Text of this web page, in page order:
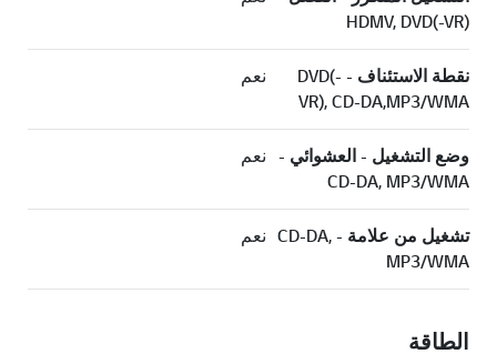
HDMV, DVD(-VR)
نقطة الاستئناف - DVD(-
VR), CD-DA,MP3/WMA
نعم
وضع التشغيل - العشوائي -
CD-DA, MP3/WMA
نعم
تشغيل من علامة - CD-DA,
MP3/WMA
نعم
الطاقة